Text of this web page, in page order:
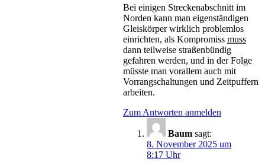
Bei einigen Streckenabschnitt im
Norden kann man eigenständigen
Gleiskörper wirklich problemlos
einrichten, als Kompromiss muss
dann teilweise straßenbündig
gefahren werden, und in der Folge
müsste man vorallem auch mit
Vorrangschaltungen und Zeitpuffern
arbeiten.
Zum Antworten anmelden
Baum sagt:
8. November 2025 um
8:17 Uhr